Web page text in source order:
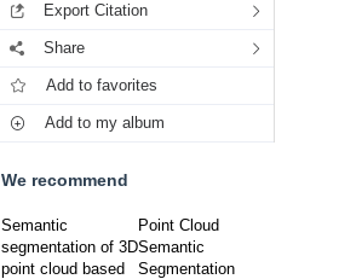
Export Citation
Share
Add to favorites
Add to my album
We recommend
Semantic
segmentation of 3D
point cloud based
Point Cloud
Semantic
Segmentation